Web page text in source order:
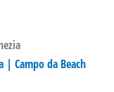
| Campo da Beach